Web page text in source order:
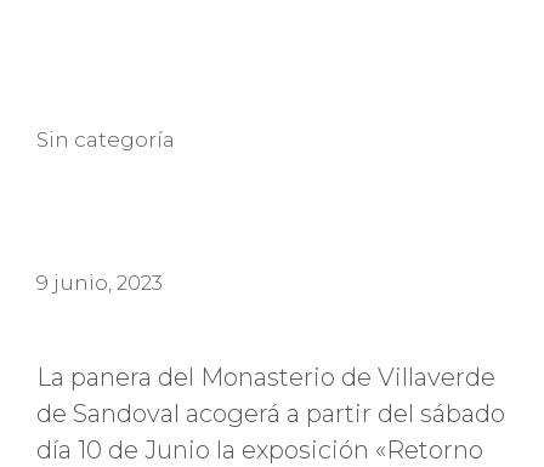
Categorías
Sin categoría
9 junio, 2023
La panera del Monasterio de Villaverde
de Sandoval acogerá a partir del sábado
día 10 de Junio la exposición «Retorno